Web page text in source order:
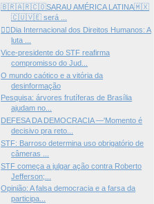
🇧🇷🇦🇷🇨🇴SARAU AMÉRICA LATINA🇲🇽
🇨🇺🇻🇪 será ...
✊🏿Dia Internacional dos Direitos Humanos: A
luta ...
Vice-presidente do STF reafirma
compromisso do Jud...
O mundo caótico e a vitória da
desinformação
Pesquisa: árvores frutíferas de Brasília
ajudam no...
DEFESA DA DEMOCRACIA —'Momento é
decisivo pra reto...
STF: Barroso determina uso obrigatório de
câmeras ...
STF começa a julgar ação contra Roberto
Jefferson;...
Opinião: A falsa democracia e a farsa da
participa...